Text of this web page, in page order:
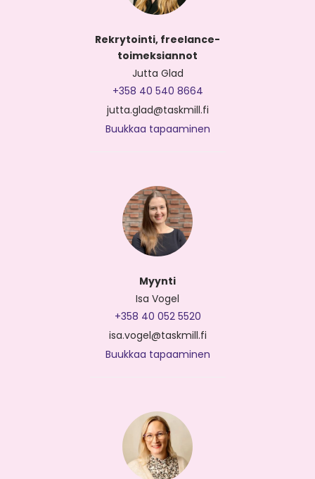
Rekrytointi, freelance-
toimeksiannot
Jutta Glad
+358 40 540 8664
jutta.glad@taskmill.fi
Buukkaa tapaaminen
Myynti
Isa Vogel
+358 40 052 5520
isa.vogel@taskmill.fi
Buukkaa tapaaminen